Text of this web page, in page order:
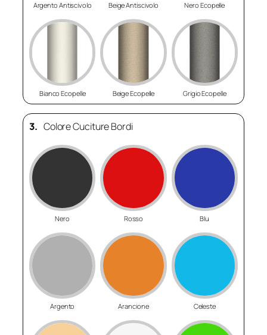
Argento Antiscivolo Beige Antiscivolo Nero Ecopelle
Bianco Ecopelle Beige Ecopelle Grigio Ecopelle
3. Colore Cuciture Bordi
Nero Rosso Blu
Argento Arancione Celeste